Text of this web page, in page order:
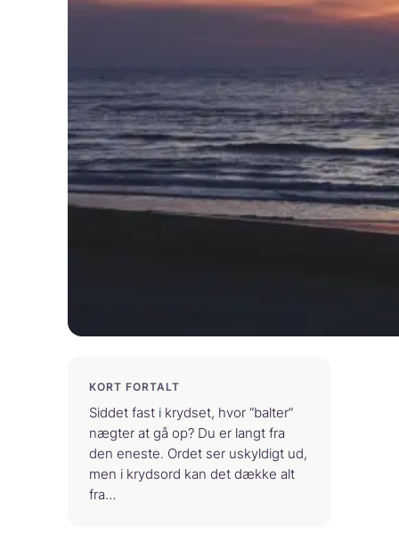
KORT FORTALT
Siddet fast i krydset, hvor “balter”
nægter at gå op? Du er langt fra
den eneste. Ordet ser uskyldigt ud,
men i krydsord kan det dække alt
fra…